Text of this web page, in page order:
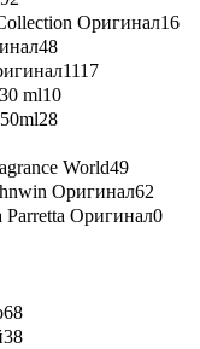
Оригинал16
48
1117
ml10
28
World49
Оригинал62
Оригинал0
68
38